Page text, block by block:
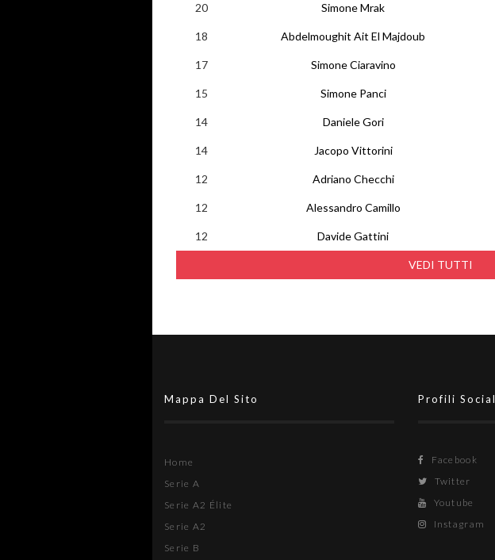
VEDI TUTTI
20 Simone Mrak
18 Abdelmoughit Ait El Majdoub
17 Simone Ciaravino
15 Simone Panci
14 Daniele Gori
14 Jacopo Vittorini
12 Adriano Checchi
12 Alessandro Camillo
12 Davide Gattini
Mappa Del Sito
Home
Serie A
Serie A2 Élite
Serie A2
Serie B
Profili Social
Facebook
Twitter
Youtube
Instagram